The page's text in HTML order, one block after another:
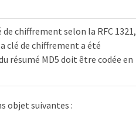
chiffrement selon la RFC 1321,
clé de chiffrement a été
résumé MD5 doit être codée en
objet suivantes :